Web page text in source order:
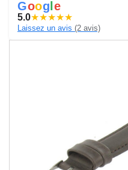
Goog e
5.0★★★★★
Laissez un avis (2 avis)